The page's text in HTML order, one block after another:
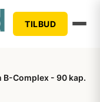
TILBUD
B-Complex - 90 kap.